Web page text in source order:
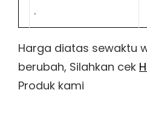
.
Harga diatas sewaktu
berubah, Silahkan cek
Produk kami